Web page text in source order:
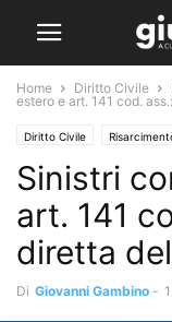
Home Diritto Civile
estero e art. 141 cod.
Diritto Civile
Sinistri
art. 141
diretta
Di Giovanni Gambino -